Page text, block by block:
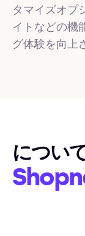
タマイズオプ
イトなどの機
グ体験を向上
につい